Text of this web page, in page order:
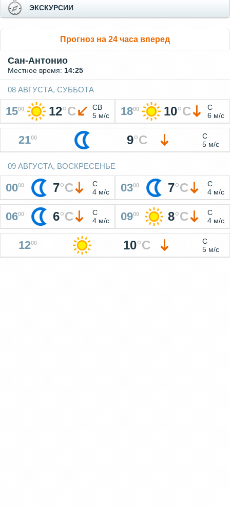
ЭКСКУРСИИ
Прогноз на 24 часа вперед
Сан-Антонио
Местное время: 14:25
08 АВГУСТА, СУББОТА
1500 12°C
СВ
5 м/с
1800 10°C
С
6 м/с
2100 9°C
С
5 м/с
09 АВГУСТА, ВОСКРЕСЕНЬЕ
0000 7°C
С
4 м/с
0300 7°C
С
4 м/с
0600 6°C
С
4 м/с
0900 8°C
С
4 м/с
1200 10°C
С
5 м/с